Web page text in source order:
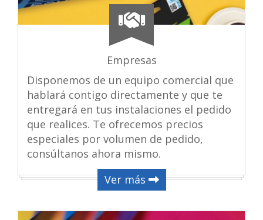
Empresas
Disponemos de un equipo comercial que
hablará contigo directamente y que te
entregará en tus instalaciones el pedido
que realices. Te ofrecemos precios
especiales por volumen de pedido,
consúltanos ahora mismo.
Ver más